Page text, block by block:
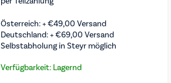
Österreich: +€49,00 Versand
Deutschland: +€69,00 Versand
Selbstabholung in Steyr möglich
Verfügbarkeit: Lagernd